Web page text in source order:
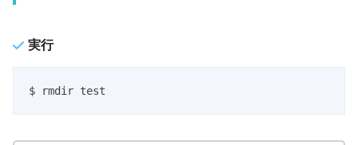
実行
$ rmdir test